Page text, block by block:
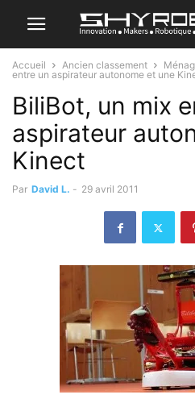
Accueil Ancien classement
entre un aspirateur autonome et une
BiliBot, un mix
aspirateur
Kinect
Par David L. - 29 avril 2011